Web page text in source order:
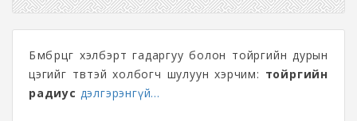
Бөмбөрцөг хэлбэрт гадаргуу болон тойргийн дурын
цэгийг төвтэй холбогч шулуун хэрчим: тойргийн
радиус дэлгэрэнгүй...